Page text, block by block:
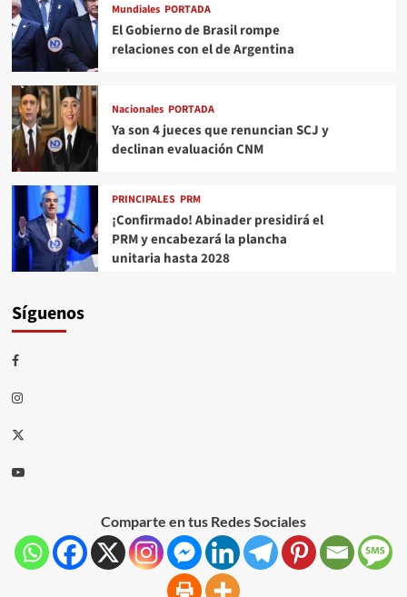
Mundiales PORTADA
El Gobierno de Brasil rompe
relaciones con el de Argentina
Nacionales PORTADA
Ya son 4 jueces que renuncian SCJ y
declinan evaluación CNM
PRINCIPALES PRM
¡Confirmado! Abinader presidirá el
PRM y encabezará la plancha
unitaria hasta 2028
Síguenos
Comparte en tus Redes Sociales